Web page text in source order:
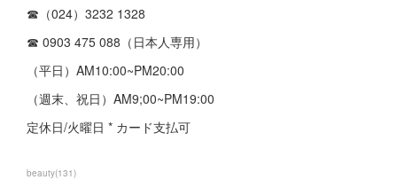
☎︎（024）3232 1328
☎︎ 0903 475 088（日本人専用）
（平日）AM10:00~PM20:00
（週末、祝日）AM9;00~PM19:00
定休日/火曜日 * カード支払可
beauty(131)